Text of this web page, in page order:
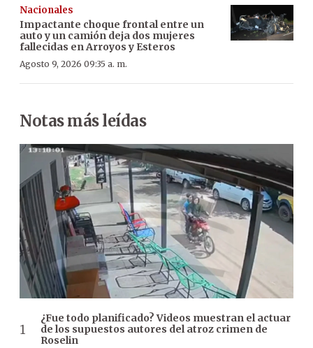
Nacionales
Impactante choque frontal entre un
auto y un camión deja dos mujeres
fallecidas en Arroyos y Esteros
Agosto 9, 2026 09:35 a. m.
Notas más leídas
¿Fue todo planificado? Videos muestran el actuar
de los supuestos autores del atroz crimen de
Roselin